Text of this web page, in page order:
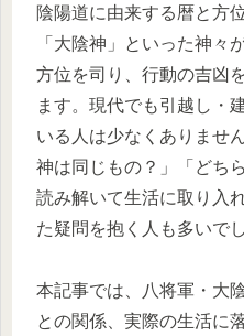
陰陽道に由来する暦と方
「大陰神」といった神々
方位を司り、行動の吉凶
ます。現代でも引越し・
いる人は少なくありませ
神は同じもの？」「どち
読み解いて生活に取り入
た疑問を抱く人も多いでし
本記事では、八将軍・大
との関係、実際の生活に